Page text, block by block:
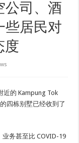
公司、酒
些居民对
度
近的 Kampung Tok
四栋别墅已经收到了
业务甚至比 COVID-19